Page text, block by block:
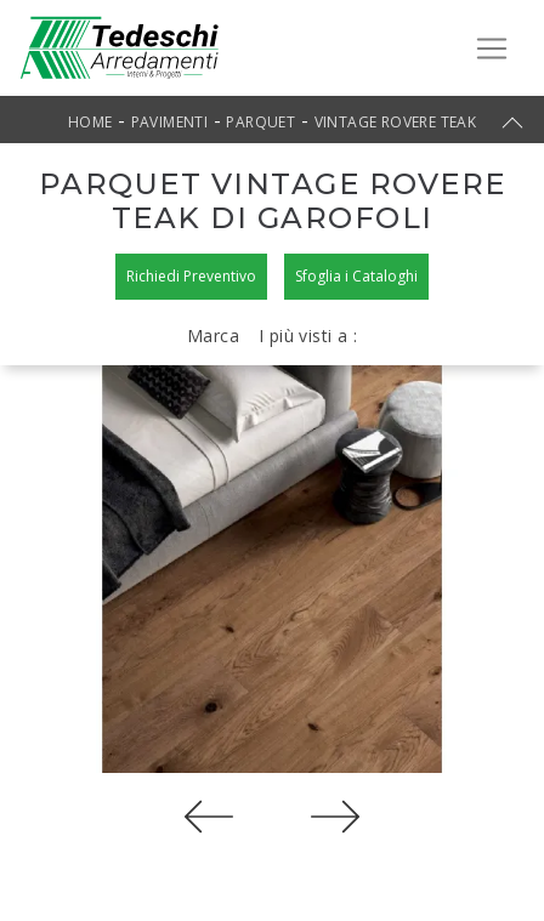
HOME - PAVIMENTI - PARQUET - VINTAGE ROVERE TEAK
PARQUET VINTAGE ROVERE
TEAK DI GAROFOLI
Richiedi Preventivo Sfoglia i Cataloghi
Marca I più visti a :